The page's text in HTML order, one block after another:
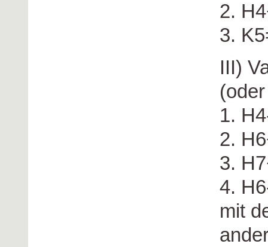
2.
3.
III)
1.
2.
3.
4.
mit